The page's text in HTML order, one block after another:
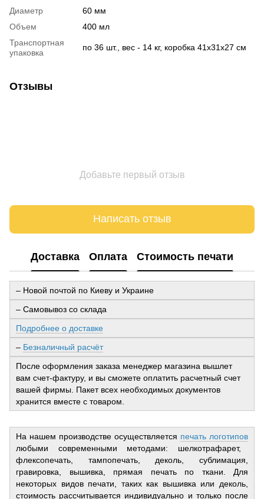
Диаметр
60 мм
Объем
400 мл
Транспортная
упаковка
по 36 шт., вес - 14 кг, коробка 41х31х27 см
Отзывы
Добавьте первый отзыв
Написать отзыв
Доставка Оплата Стоимость печати
– Новой почтой по Киеву и Украине
– Самовывоз со склада
Подробнее о доставке
– Безналичный расчёт
После оформления заказа менеджер магазина вышлет
вам счет-фактуру, и вы сможете оплатить расчетный счет
вашей фирмы. Пакет всех необходимых документов
хранится вместе с товаром.
На нашем производстве осуществляется печать логотипов
любыми современными методами: шелкотрафарет,
флексопечать, тампопечать, деколь, сублимация,
гравировка, вышивка, прямая печать по ткани. Для
некоторых видов печати, таких как вышивка или деколь,
стоимость рассчитывается индивидуально и только после